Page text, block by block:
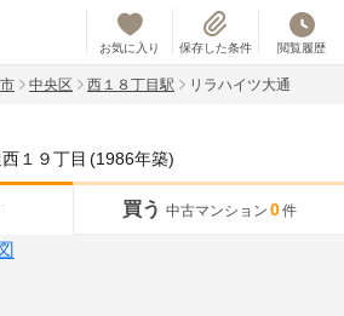
お気に入り 保存した条件 閲覧履歴
中央区 西１８丁目駅 リラハイツ大通
１９丁目 (1986年築)
買う 中古マンション 0件